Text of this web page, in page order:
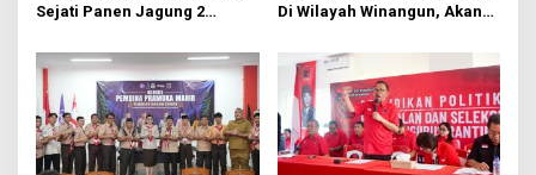
Sejati Panen Jagung 2
Di Wilayah Winangun, Akan